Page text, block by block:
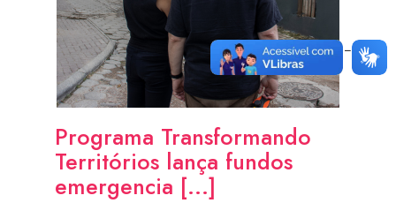
Programa Transformando
Territórios lança fundos
emergencia [...]